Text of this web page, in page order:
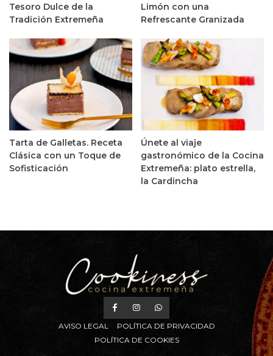
Tesoro Dulce de la
Tradición Extremeña
Limón con una
Refrescante Granizada
Tarta de Galletas. Receta
Clásica con un Toque de
Sofisticación
Únete al viaje
gastronómico de la Cocina
Extremeña: plato estrella,
la Cardincha
AVISO LEGAL
POLÍTICA DE PRIVACIDAD
POLÍTICA DE COOKIES